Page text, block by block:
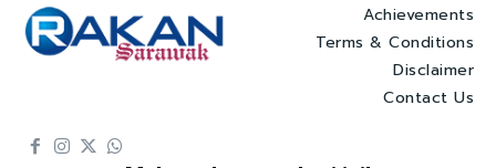
Achievements
Terms & Conditions
Disclaimer
Contact Us